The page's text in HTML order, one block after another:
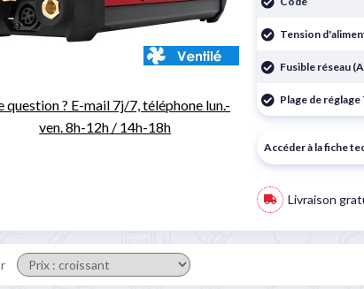
question ? E-mail 7j/7, téléphone lun.-
ven. 8h-12h / 14h-18h
Tension
Fusible réseau
Plage de réglage
Accéder à la fiche
Livraison